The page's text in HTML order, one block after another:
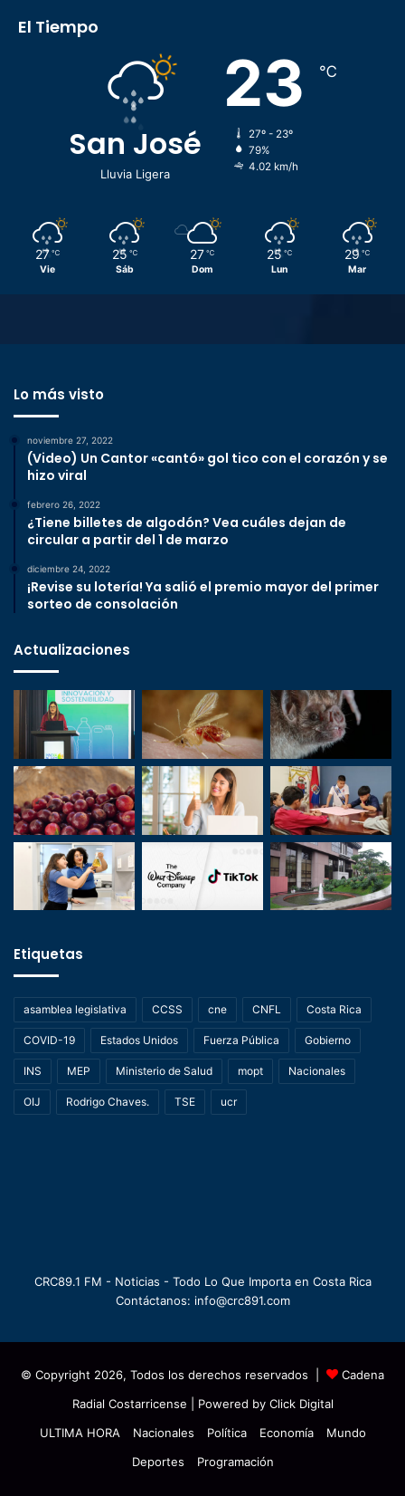
El Tiempo
San José
Lluvia Ligera
23 ℃
27º - 23º
79%
4.02 km/h
27 ℃
Vie
25 ℃
Sáb
27 ℃
Dom
25 ℃
Lun
29 ℃
Mar
Lo más visto
noviembre 27, 2022
(Video) Un Cantor «cantó» gol tico con el corazón y se
hizo viral
febrero 26, 2022
¿Tiene billetes de algodón? Vea cuáles dejan de
circular a partir del 1 de marzo
diciembre 24, 2022
¡Revise su lotería! Ya salió el premio mayor del primer
sorteo de consolación
Actualizaciones
Etiquetas
asamblea legislativa CCSS cne CNFL Costa Rica
COVID-19 Estados Unidos Fuerza Pública Gobierno
INS MEP Ministerio de Salud mopt Nacionales
OIJ Rodrigo Chaves. TSE ucr
CRC89.1 FM - Noticias - Todo Lo Que Importa en Costa Rica
Contáctanos: info@crc891.com
© Copyright 2026, Todos los derechos reservados |
Cadena
Radial Costarricense | Powered by Click Digital
ULTIMA HORA
Nacionales Política Economía
Mundo
Deportes
Programación